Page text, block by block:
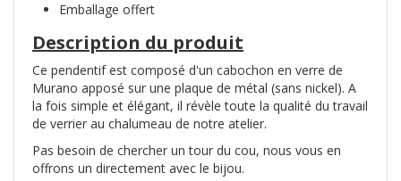
Emballage offert
Description du produit
Ce pendentif est composé d'un cabochon en verre de
Murano apposé sur une plaque de métal (sans nickel). A
la fois simple et élégant, il révèle toute la qualité du travail
de verrier au chalumeau de notre atelier.
Pas besoin de chercher un tour du cou, nous vous en
offrons un directement avec le bijou.